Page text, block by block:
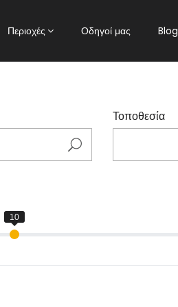
Περιοχές Οδηγοί μας Blog
Τοποθεσία